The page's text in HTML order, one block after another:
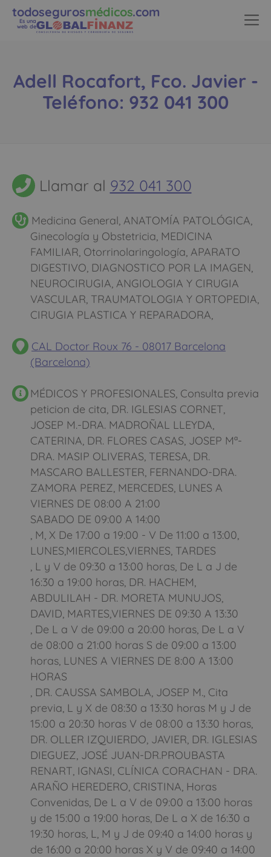
todosegurosmédicos.com
Es una
web de
Adell Rocafort, Fco. Javier -
Teléfono: 932 041 300
Llamar al 932 041 300
Medicina General, ANATOMÍA PATOLÓGICA,
Ginecología y Obstetricia, MEDICINA
FAMILIAR, Otorrinolaringología, APARATO
DIGESTIVO, DIAGNOSTICO POR LA IMAGEN,
NEUROCIRUGIA, ANGIOLOGIA Y CIRUGIA
VASCULAR, TRAUMATOLOGIA Y ORTOPEDIA,
CIRUGIA PLASTICA Y REPARADORA,
CAL Doctor Roux 76 - 08017 Barcelona
(Barcelona)
MÉDICOS Y PROFESIONALES, Consulta previa
peticion de cita, DR. IGLESIAS CORNET,
JOSEP M.-DRA. MADROÑAL LLEYDA,
CATERINA, DR. FLORES CASAS, JOSEP Mª-
DRA. MASIP OLIVERAS, TERESA, DR.
MASCARO BALLESTER, FERNANDO-DRA.
ZAMORA PEREZ, MERCEDES, LUNES A
VIERNES DE 08:00 A 21:00
SABADO DE 09:00 A 14:00
, M, X De 17:00 a 19:00 - V De 11:00 a 13:00,
LUNES,MIERCOLES,VIERNES, TARDES
, L y V de 09:30 a 13:00 horas, De L a J de
16:30 a 19:00 horas, DR. HACHEM,
ABDULILAH - DR. MORETA MUNUJOS,
DAVID, MARTES,VIERNES DE 09:30 A 13:30
, De L a V de 09:00 a 20:00 horas, De L a V
de 08:00 a 21:00 horas S de 09:00 a 13:00
horas, LUNES A VIERNES DE 8:00 A 13:00
HORAS
, DR. CAUSSA SAMBOLA, JOSEP M., Cita
previa, L y X de 08:30 a 13:30 horas M y J de
15:00 a 20:30 horas V de 08:00 a 13:30 horas,
DR. OLLER IZQUIERDO, JAVIER, DR. IGLESIAS
DIEGUEZ, JOSÉ JUAN-DR.PROUBASTA
RENART, IGNASI, CLÍNICA CORACHAN - DRA.
ARAÑO HEREDERO, CRISTINA, Horas
Convenidas, De L a V de 09:00 a 13:00 horas
y de 15:00 a 19:00 horas, De L a X de 16:30 a
19:30 horas, L, M y J de 09:40 a 14:00 horas y
de 16:00 a 20:00 horas X y V de 09:40 a 14:00
cuando vayas mucho pagarás
como con un seguro médico
descubre cuánto dinero
ahorrarías
Móvil (Enviamos resultados vía WhatsApp)
Acepto la nota legal y RGPD
Solo usamos estos datos para calcular el precio del seguro,
nunca te enviaremos SPAM
CALCULATU AHORRO
Todos los campos son obligatorios
Cerrar